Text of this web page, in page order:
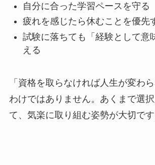
自分に合った学習ペースを守る
疲れを感じたら休むことを優先
試験に落ちても「経験として意
える
「資格を取らなければ人生が変わ
わけではありません。あくまで選
て、気楽に取り組む姿勢が大切です